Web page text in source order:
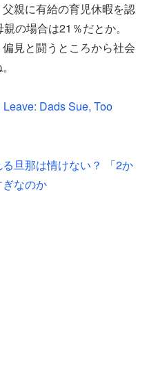
親に有給の育児休暇を認
の場合は21％だとか。
見と闘うところから社会
Dads Sue, Too
旦那は情けない？ 「2か
なのか